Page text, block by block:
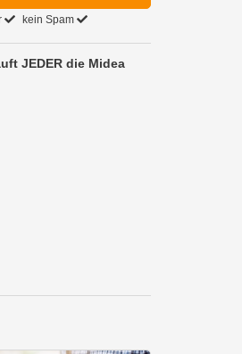
kein Spam
JEDER die Midea